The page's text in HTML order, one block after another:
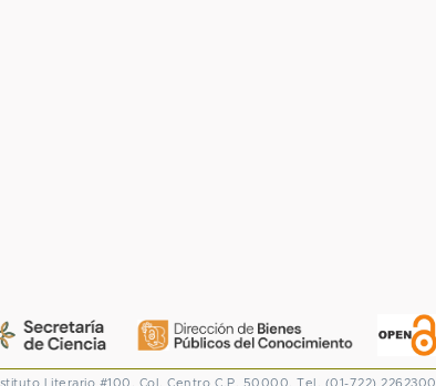
Literario #100. Col. Centro C.P. 50000. Tel. (01-722) 2262300